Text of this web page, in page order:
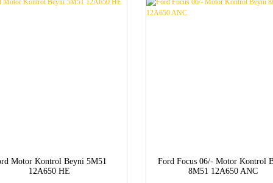
Motor Kontrol Beyni 5M51
12A650 HE
Ford Focus 06/- Motor Kontrol
8M51 12A650 ANC